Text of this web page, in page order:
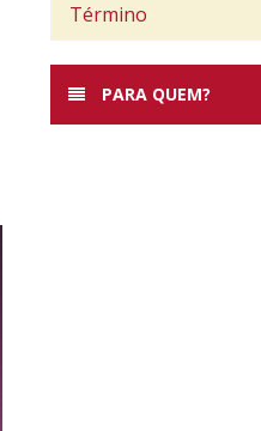
Término
PARA QUEM?